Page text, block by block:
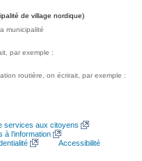
de village nordique)
municipalité
par exemple :
routière, on écrirait, par exemple :
services aux citoyens
à l’information
Accessibilité